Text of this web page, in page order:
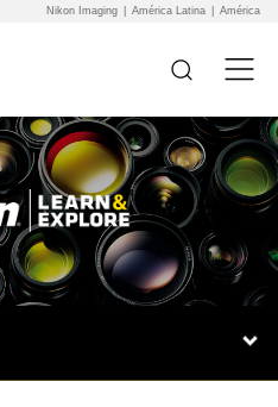
Nikon Imaging América Latina América